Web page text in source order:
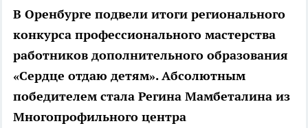
В Оренбурге подвели итоги регионального
конкурса профессионального мастерства
работников дополнительного образования
«Сердце отдаю детям». Абсолютным
победителем стала Регина Мамбеталина из
Многопрофильного центра